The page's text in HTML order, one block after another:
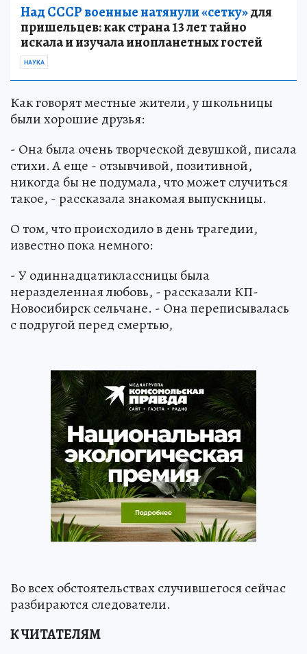
Над СССР военные натянули «сетку»для
пришельцев: как страна 13 лет тайно
искала и изучала инопланетных гостей
НАУКА
Как говорят местные жители, у школьницы
были хорошие друзья:
- Она была очень творческой девушкой, писала
стихи. А еще - отзывчивой, позитивной,
никогда бы не подумала, что может случиться
такое, - рассказала знакомая выпускницы.
О том, что происходило в день трагедии,
известно пока немного:
- У одиннадцатиклассницы была
неразделенная любовь, - рассказали КП-
Новосибирск сельчане. - Она переписывалась
с подругой перед смертью,
Во всех обстоятельствах случившегося сейчас
разбираются следователи.
К ЧИТАТЕЛЯМ